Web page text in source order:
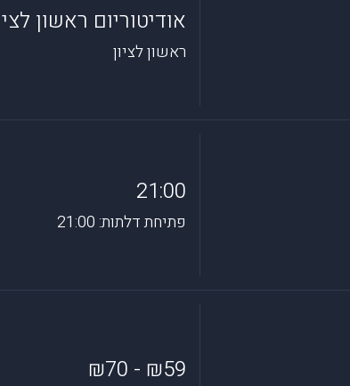
אודיטוריום ראשון
ראשון לציון
21:00
פתיחת דלתות: 21:00
₪59 - ₪70